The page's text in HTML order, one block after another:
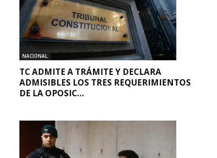
NACIONAL
TC ADMITE A TRÁMITE Y DECLARA
ADMISIBLES LOS TRES REQUERIMIENTOS
DE LA OPOSIC...